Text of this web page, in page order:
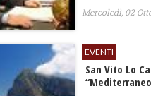
Mercoledì, 02
EVENTI
San Vito Lo